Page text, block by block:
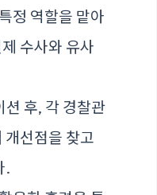
정 역할을 맡아
수사와 유사
션 후, 각 경찰관
개선점을 찾고
.